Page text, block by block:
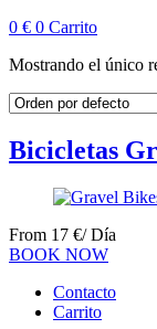
0 € 0 Carrito
Mostrando el único
Bicicletas
From 17 €/ Día
BOOK NOW
Contacto
Carrito